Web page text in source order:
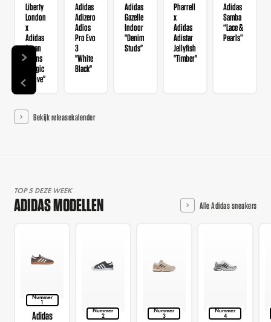
Liberty
London
x
Adidas
Japan
Wmns
"Magic
Mauve"
Adidas
Adizero
Adios
Pro Evo
3
"White
Black"
Adidas
Gazelle
Indoor
"Denim
Studs"
Pharrell
x
Adidas
Adistar
Jellyfish
"Timber"
Adidas
Samba
“Lace &
Pearls”
Bekijk releasekalender
TOP 5 DEZE WEEK
ADIDAS MODELLEN Alle Adidas sneakers
Nummer
1
Adidas
Nummer
2
Nummer
3
Nummer
4